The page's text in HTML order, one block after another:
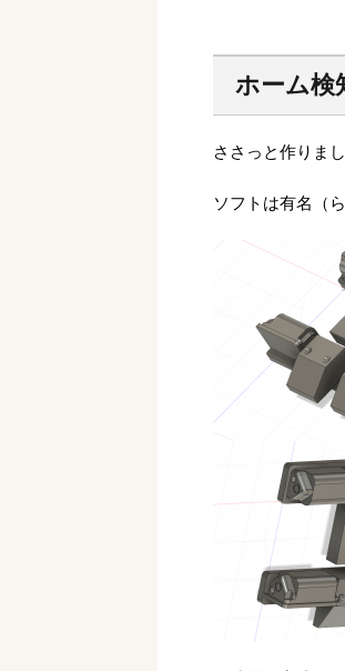
ホーム検
ささっと作りまし
ソフトは有名（